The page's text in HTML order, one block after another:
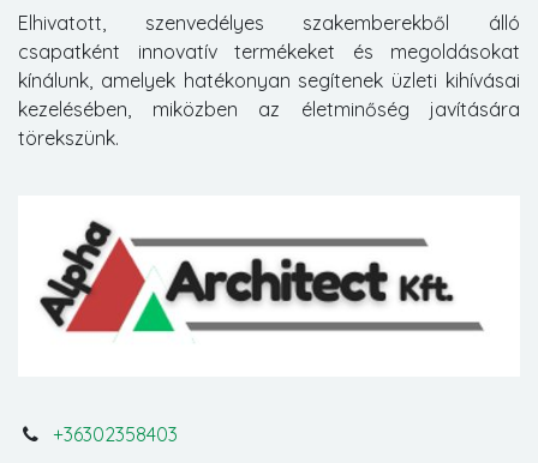
Elhivatott, szenvedélyes szakemberekből álló
csapatként innovatív termékeket és megoldásokat
kínálunk, amelyek hatékonyan segítenek üzleti kihívásai
kezelésében, miközben az életminőség javítására
törekszünk.
+36302358403